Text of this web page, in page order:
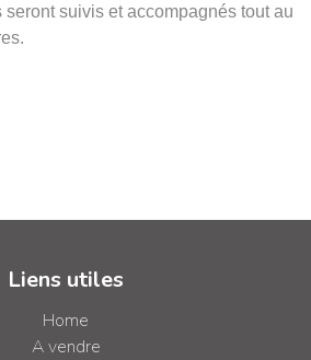
seront suivis et accompagnés tout au
Liens utiles
Home
A vendre